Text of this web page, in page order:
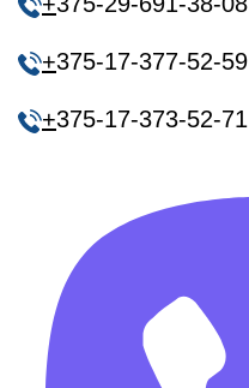
+375-17-377-52-59
+375-17-373-52-71